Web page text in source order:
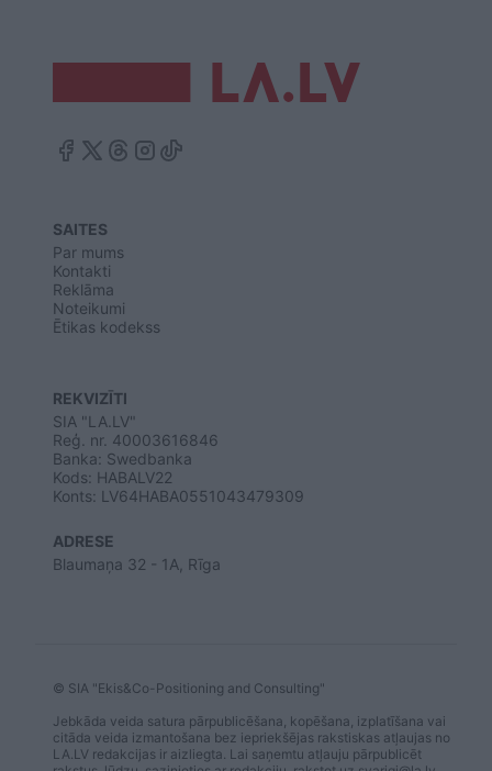
SAITES
Par mums
Kontakti
Reklāma
Noteikumi
Ētikas kodekss
REKVIZĪTI
SIA "LA.LV"
Reģ. nr. 40003616846
Banka: Swedbanka
Kods: HABALV22
Konts: LV64HABA0551043479309
ADRESE
Blaumaņa 32 - 1A, Rīga
© SIA "Ekis&Co-Positioning and Consulting"
Jebkāda veida satura pārpublicēšana, kopēšana, izplatīšana vai
citāda veida izmantošana bez iepriekšējas rakstiskas atļaujas no
LA.LV redakcijas ir aizliegta. Lai saņemtu atļauju pārpublicēt